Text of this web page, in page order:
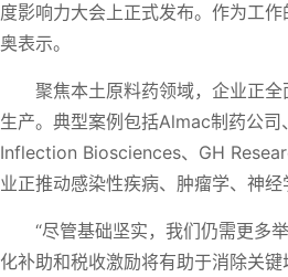
度影响力大会上正式发布。作为工
奥表示。
聚焦本土原料药领域，企业正
生产。典型案例包括Almac制药公
Inflection Biosciences、GH
业正推动感染性疾病、肿瘤学、神经
“尽管基础坚实，我们仍需更多
化补助和税收激励将有助于消除关